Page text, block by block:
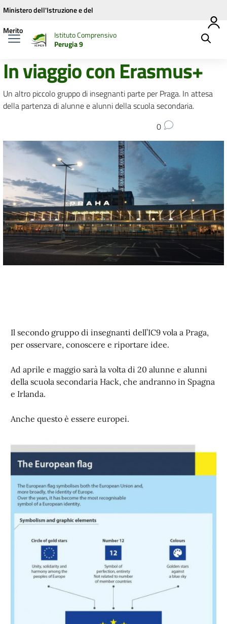
Vai ai contenuti
Vai al menu di navigazione
Vai al footer
Ministero dell'Istruzione e del
Merito
Istituto Comprensivo
Perugia 9
In viaggio con Erasmus+
Un altro piccolo gruppo di insegnanti parte per Praga. In attesa
della partenza di alunne e alunni della scuola secondaria.
0
Il secondo gruppo di insegnanti dell’IC9 vola a Praga,
per osservare, conoscere e riportare idee.
Ad aprile e maggio sarà la volta di 20 alunne e alunni
della scuola secondaria Hack, che andranno in Spagna
e Irlanda.
Anche questo è essere europei.